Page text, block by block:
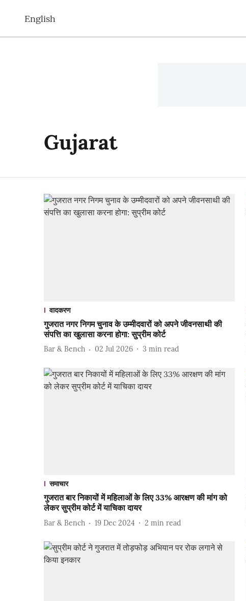
English
Gujarat
वादकरण
गुजरात नगर निगम चुनाव के उम्मीदवारों को अपने जीवनसाथी की
संपत्ति का खुलासा करना होगा: सुप्रीम कोर्ट
Bar & Bench 02 Jul 2026 3 min read
समाचार
गुजरात बार निकायों में महिलाओं के लिए 33% आरक्षण की मांग को
लेकर सुप्रीम कोर्ट में याचिका दायर
Bar & Bench 19 Dec 2024 2 min read